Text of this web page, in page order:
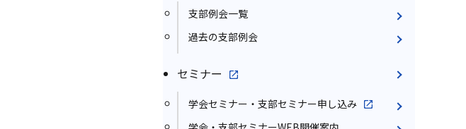
支部例会一覧
過去の支部例会
セミナー
学会セミナー・支部セミナー申し込み